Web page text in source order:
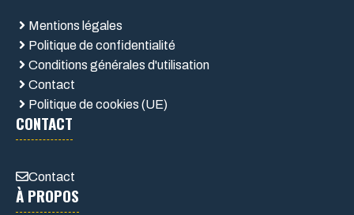
Mentions légales
Politique de confidentialité
Conditions générales d'utilisation
Contact
Politique de cookies (UE)
CONTACT
Contact
À PROPOS